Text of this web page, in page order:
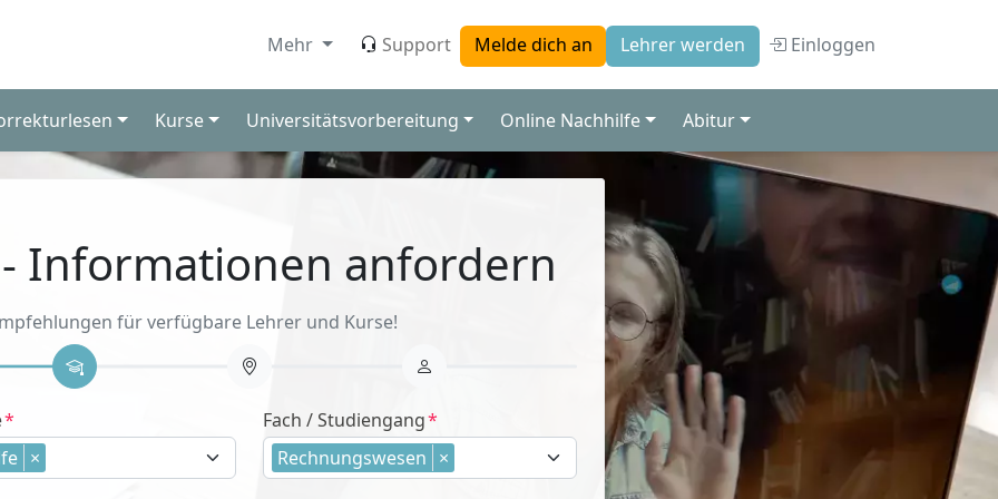
Mehr Support Melde dich an Lehrer werden Einloggen
Kurse Universitätsvorbereitung Online Nachhilfe Abitur
Informationen anfordern
für verfügbare Lehrer und Kurse!
×
Fach / Studiengang
Rechnungswesen ×